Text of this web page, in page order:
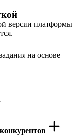
версии платформы
на основе